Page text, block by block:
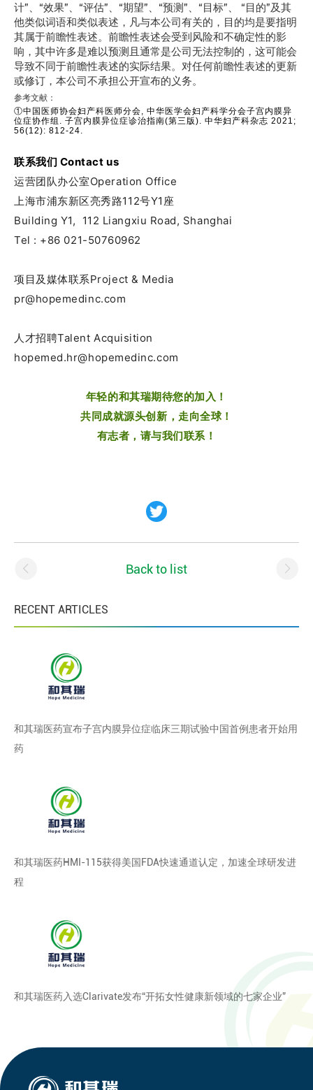
计”、“效果”、“评估”、“期望”、“预测”、“目标”、 “目的”及其
他类似词语和类似表述，凡与本公司有关的，目的均是要指明
其属于前瞻性表述。前瞻性表述会受到风险和不确定性的影
响，其中许多是难以预测且通常是公司无法控制的，这可能会
导致不同于前瞻性表述的实际结果。对任何前瞻性表述的更新
或修订，本公司不承担公开宣布的义务。
参考文献：
①中国医师协会妇产科医师分会, 中华医学会妇产科学分会子宫内膜异
位症协作组. 子宫内膜异位症诊治指南(第三版). 中华妇产科杂志 2021;
56(12): 812-24.
联系我们 Contact us
运营团队办公室Operation Office
上海市浦东新区亮秀路112号Y1座
Building Y1, 112 Liangxiu Road, Shanghai
Tel : +86 021-50760962
项目及媒体联系Project & Media
pr@hopemedinc.com
人才招聘Talent Acquisition
hopemed.hr@hopemedinc.com
年轻的和其瑞期待您的加入！
共同成就源头创新，走向全球！
有志者，请与我们联系！
Back to list
RECENT ARTICLES
和其瑞医药宣布子宫内膜异位症临床三期试验中国首例患者开始用
药
和其瑞医药HMI-115获得美国FDA快速通道认定，加速全球研发进
程
和其瑞医药入选Clarivate发布“开拓女性健康新领域的七家企业”